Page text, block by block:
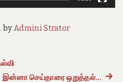
byAdmini Strator
இன்னா செய்தாரை ஒறுத்தல்…
Next